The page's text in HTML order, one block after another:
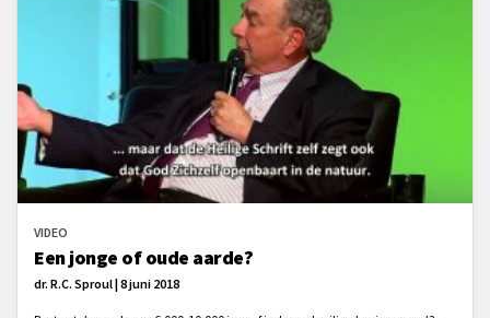
VIDEO
Een jonge of oude aarde?
dr. R.C. Sproul | 8 juni 2018